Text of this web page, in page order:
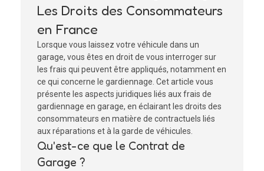
Les Droits des Consommateurs
en France
Lorsque vous laissez votre véhicule dans un
garage, vous êtes en droit de vous interroger sur
les frais qui peuvent être appliqués, notamment en
ce qui concerne le gardiennage. Cet article vous
présente les aspects juridiques liés aux frais de
gardiennage en garage, en éclairant les droits des
consommateurs en matière de contractuels liés
aux réparations et à la garde de véhicules.
Qu'est-ce que le Contrat de
Garage ?